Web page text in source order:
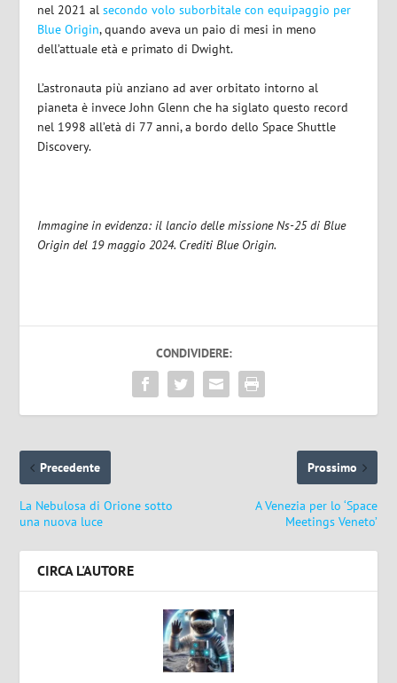
nel 2021 alsecondo volo suborbitale con equipaggio per
Blue Origin, quando aveva un paio di mesi in meno
dell’attuale età e primato di Dwight.
L’astronauta più anziano ad aver orbitato intorno al
pianeta è invece John Glenn che ha siglato questo record
nel 1998 all’età di 77 anni, a bordo dello Space Shuttle
Discovery.
Immagine in evidenza: il lancio delle missione Ns-25 di Blue
Origin del 19 maggio 2024. Crediti Blue Origin.
CONDIVIDERE:
Precedente
La Nebulosa di Orione sotto
una nuova luce
Prossimo
A Venezia per lo ‘Space
Meetings Veneto’
CIRCA L'AUTORE